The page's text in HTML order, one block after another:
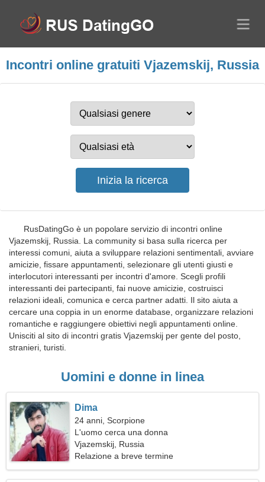
Incontri online gratuiti Vjazemskij, Russia
RusDatingGo è un popolare servizio di incontri online
Vjazemskij, Russia. La community si basa sulla ricerca per
interessi comuni, aiuta a sviluppare relazioni sentimentali, avviare
amicizie, fissare appuntamenti, selezionare gli utenti giusti e
interlocutori interessanti per incontri d'amore. Scegli profili
interessanti dei partecipanti, fai nuove amicizie, costruisci
relazioni ideali, comunica e cerca partner adatti. Il sito aiuta a
cercare una coppia in un enorme database, organizzare relazioni
romantiche e raggiungere obiettivi negli appuntamenti online.
Unisciti al sito di incontri gratis Vjazemskij per gente del posto,
stranieri, turisti.
Uomini e donne in linea
Dima
24 anni, Scorpione
L'uomo cerca una donna
Vjazemskij, Russia
Relazione a breve termine